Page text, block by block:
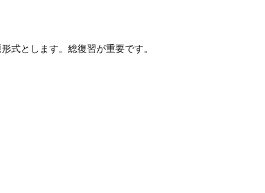
式とします。総復習が重要です。